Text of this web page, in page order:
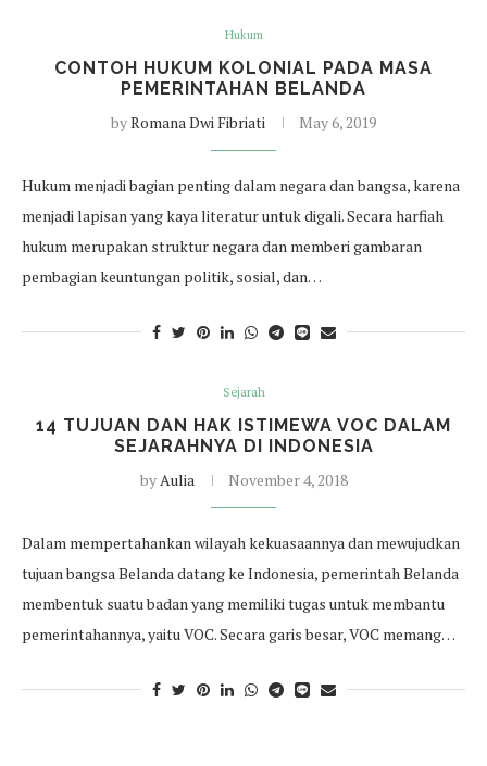
Hukum
CONTOH HUKUM KOLONIAL PADA MASA
PEMERINTAHAN BELANDA
byRomana Dwi Fibriati May 6, 2019
Hukum menjadi bagian penting dalam negara dan bangsa, karena
menjadi lapisan yang kaya literatur untuk digali. Secara harfiah
hukum merupakan struktur negara dan memberi gambaran
pembagian keuntungan politik, sosial, dan…
Sejarah
14 TUJUAN DAN HAK ISTIMEWA VOC DALAM
SEJARAHNYA DI INDONESIA
byAulia November 4, 2018
Dalam mempertahankan wilayah kekuasaannya dan mewujudkan
tujuan bangsa Belanda datang ke Indonesia, pemerintah Belanda
membentuk suatu badan yang memiliki tugas untuk membantu
pemerintahannya, yaitu VOC. Secara garis besar, VOC memang…